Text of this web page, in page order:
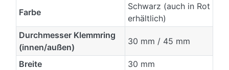
Farbe
Schwarz (auch in Rot
erhältlich)
Durchmesser Klemmring
(innen/außen)
30 mm / 45 mm
Breite
30 mm